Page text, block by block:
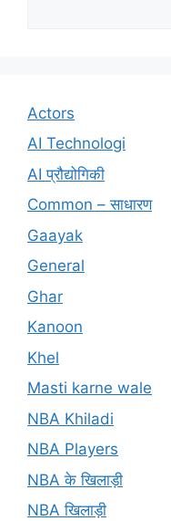
Actors
AI Technologi
AI प्रौद्योगिकी
Common – साधारण
Gaayak
General
Ghar
Kanoon
Khel
Masti karne wale
NBA Khiladi
NBA Players
NBA के खिलाड़ी
NBA खिलाड़ी